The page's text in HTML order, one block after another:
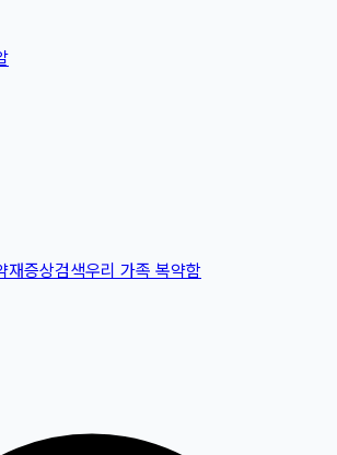
재증상검색우리 가족 복약함